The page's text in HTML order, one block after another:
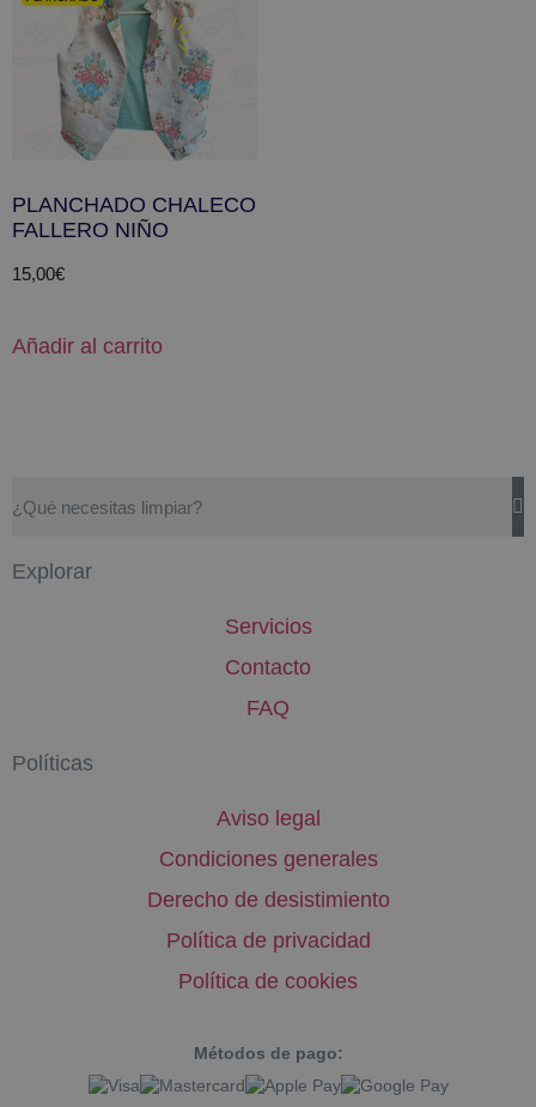
PLANCHADO CHALECO
FALLERO NIÑO
15,00€
Añadir al carrito
Explorar
Servicios
Contacto
FAQ
Políticas
Aviso legal
Condiciones generales
Derecho de desistimiento
Política de privacidad
Política de cookies
Métodos de pago: